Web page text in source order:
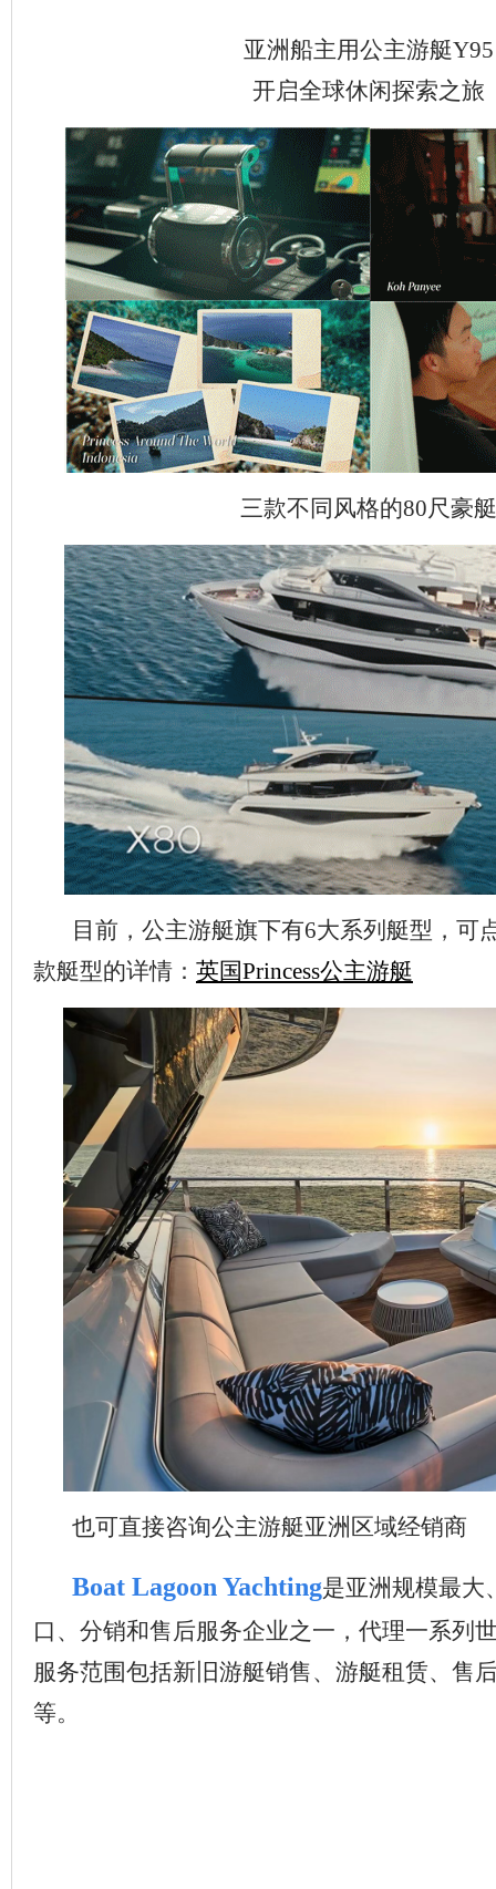
亚洲船主用公主游艇Y95
开启全球休闲探索之旅
三款不同风格的80尺豪艇
目前，公主游艇旗下有6大系列艇型，可
款艇型的详情： 英国Princess公主游艇
也可直接咨询公主游艇亚洲区域经销商
Boat Lagoon Yachting是亚洲规模最大
口、分销和售后服务企业之一，代理一系列
服务范围包括新旧游艇销售、游艇租赁、售
等。